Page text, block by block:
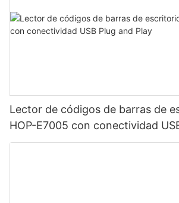
Lector de códigos de barras de
HOP-E7005 con conectividad